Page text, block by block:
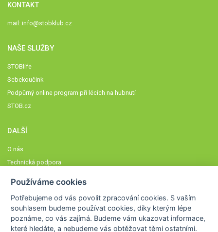
KONTAKT
mail: info@stobklub.cz
NAŠE SLUŽBY
STOBlife
Sebekoučink
Podpůrný online program při lécích na hubnutí
STOB.cz
DALŠÍ
O nás
Technická podpora
Členové STOBklubu
Zásady nakládání s osobními údaji
Otestujte se
Používáme cookies
Potřebujeme od vás povolit zpracování cookies. S vaším
souhlasem budeme používat cookies, díky kterým lépe
poznáme,co vás zajímá. Budeme vám ukazovat informace,
které hledáte, a nebudeme vás obtěžovat těmi ostatními.